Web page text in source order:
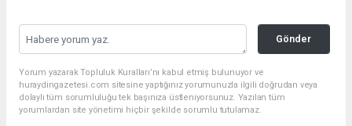
Gönder
Yorum yazarak Topluluk Kuralları’nı kabul etmiş bulunuyor ve
huraydingazetesi.com sitesine yaptığınız yorumunuzla ilgili doğrudan veya
dolaylı tüm sorumluluğu tek başınıza üstleniyorsunuz. Yazılan tüm
yorumlardan site yönetimi hiçbir şekilde sorumlu tutulamaz.